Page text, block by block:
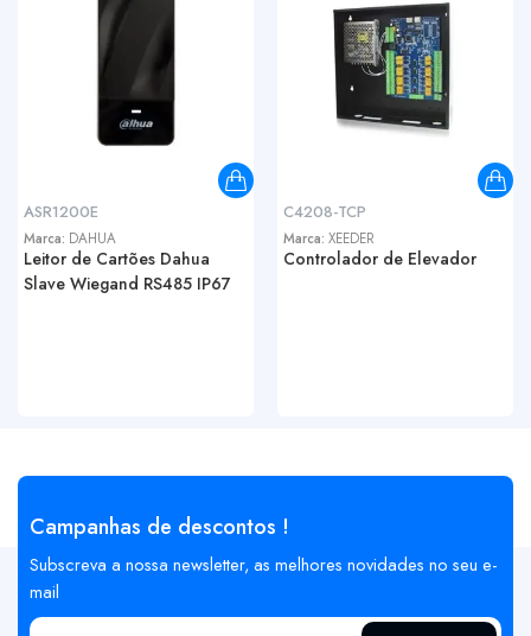
ASR1200E
Marca: DAHUA
Leitor de Cartões Dahua
Slave Wiegand RS485 IP67
C4208-TCP
Marca: XEEDER
Controlador de Elevador
Campanhas de descontos !
Subscreva a nossa newsletter, as melhores novidades no seu e-
mail